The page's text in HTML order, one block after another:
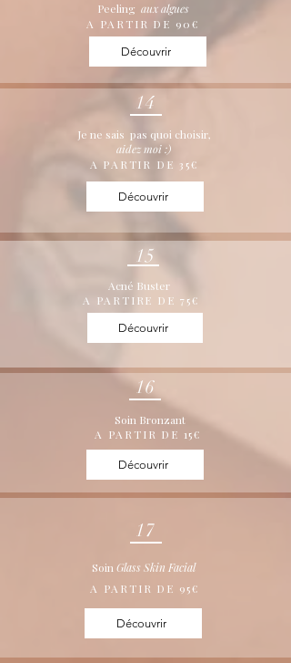
Peeling aux algues
A PARTIR DE 90€
Découvrir
14
Je ne sais pas quoi choisir,
aidez moi :)
A PARTIR DE 35€
Découvrir
15
Acné Buster
A PARTIRE DE 75€
Découvrir
16
Soin Bronzant
A PARTIR DE 15€
Découvrir
17
SoinGlass Skin Facial
A PARTIR DE 95€
Découvrir